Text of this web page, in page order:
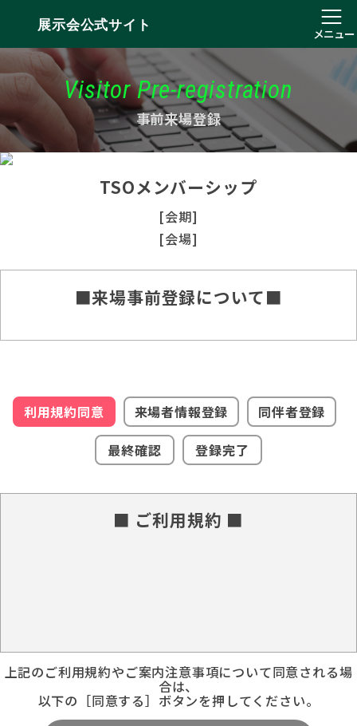
展示会公式サイト
メニュー
Visitor Pre-registration
事前来場登録
TSOメンバーシップ
[会期]
[会場]
■来場事前登録について■
利用規約同意 来場者情報登録
同伴者登録
最終確認
登録完了
■ ご利用規約 ■
上記のご利用規約やご案内注意事項について同意される場
合は、
以下の［同意する］ボタンを押してください。